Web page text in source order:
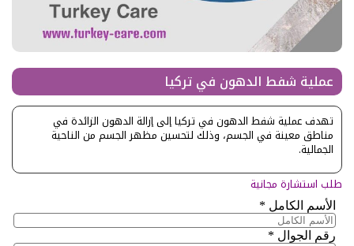
عملية شفط الدهون في تركيا
تهدف عملية شفط الدهون في تركيا إلى إزالة الدهون الزائدة في
مناطق معينة في الجسم، وذلك لتحسين مظهر الجسم من الناحية
الجمالية.
طلب استشارة مجانية